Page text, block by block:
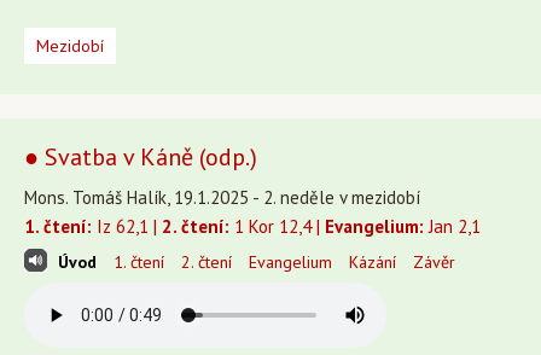
Mezidobí
● Svatba v Káně (odp.)
Mons. Tomáš Halík, 19.1.2025 - 2. neděle v mezidobí
1. čtení: Iz 62,1 | 2. čtení: 1 Kor 12,4 | Evangelium: Jan 2,1
Úvod 1. čtení 2. čtení Evangelium Kázání Závěr